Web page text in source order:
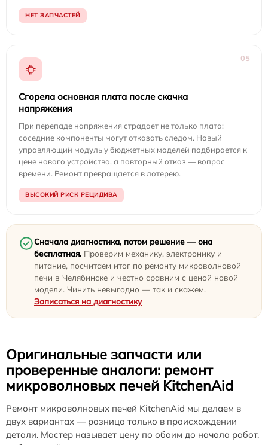
НЕТ ЗАПЧАСТЕЙ
05
Сгорела основная плата после скачка
напряжения
При перепаде напряжения страдает не только плата:
соседние компоненты могут отказать следом. Новый
управляющий модуль у бюджетных моделей подбирается к
цене нового устройства, а повторный отказ — вопрос
времени. Ремонт превращается в лотерею.
ВЫСОКИЙ РИСК РЕЦИДИВА
Сначала диагностика, потом решение — она
бесплатная. Проверим механику, электронику и
питание, посчитаем итог по ремонту микроволновой
печи в Челябинске и честно сравним с ценой новой
модели. Чинить невыгодно — так и скажем.
Записаться на диагностику
Оригинальные запчасти или
проверенные аналоги: ремонт
микроволновых печей KitchenAid
Ремонт микроволновых печей KitchenAid мы делаем в
двух вариантах — разница только в происхождении
детали. Мастер называет цену по обоим до начала работ,